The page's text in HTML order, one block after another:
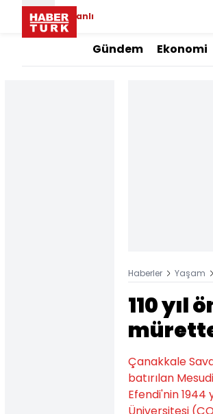
Canlı
Gündem Ekonomi
Haberler Yaşam
110 yıl
Çanakkale
batırılan
Efendi'nin 1944